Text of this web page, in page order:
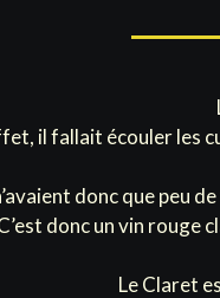
il fallait écouler les
donc que peu
donc un vin rouge
Le Claret